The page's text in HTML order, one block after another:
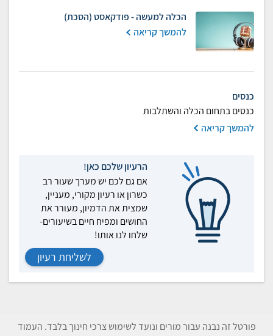
הכלה למעשה - פודקאסט (הסכת)
להמשך קריאה
כנסים
כנסים בתחום הכלה והשתלבות
להמשך קריאה
הרעיון שלכם כאן!
אם גם לכם יש מערך שעור רב
כשרון או רעיון מקורי, מעניין,
שמצית את הדמיון, מעורר את
החושים ומפיח חיים בשיעורים-
שלחו לנו אותו!
לשליחת רעיון
פורטל זה נבנה עבור מורים ונועד לשימוש צרכי חינוך בלבד. העמוד